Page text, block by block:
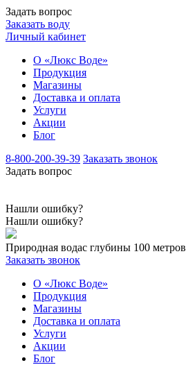
Задать вопрос
Заказать воду
Личный кабинет
О «Люкс Воде»
Продукция
Магазины
Доставка и оплата
Услуги
Акции
Блог
8-800-200-39-39 Заказать звонок
Задать вопрос
Нашли ошибку?
Нашли ошибку?
Природная водас глубины 100 метров
Заказать звонок
О «Люкс Воде»
Продукция
Магазины
Доставка и оплата
Услуги
Акции
Блог